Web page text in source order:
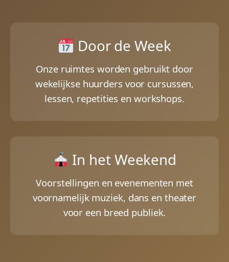
Door de Week
Onze ruimtes worden gebruikt door
wekelijkse huurders voor cursussen,
lessen, repetities en workshops.
In het Weekend
Voorstellingen en evenementen met
voornamelijk muziek, dans en theater
voor een breed publiek.